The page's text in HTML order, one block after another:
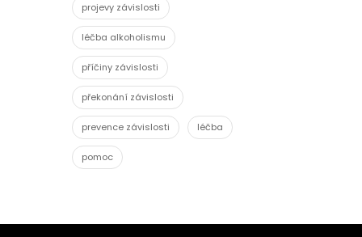
projevy závislosti
léčba alkoholismu
příčiny závislosti
překonání závislosti
prevence závislosti léčba
pomoc